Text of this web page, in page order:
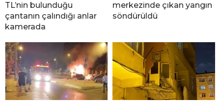
TL’nin bulunduğu
çantanın çalındığı anlar
kamerada
merkezinde çıkan yangın
söndürüldü